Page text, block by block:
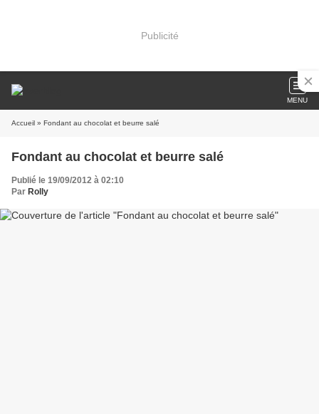
Publicité
MENU
Accueil » Fondant au chocolat et beurre salé
Fondant au chocolat et beurre salé
Publié le 19/09/2012 à 02:10
Par Rolly